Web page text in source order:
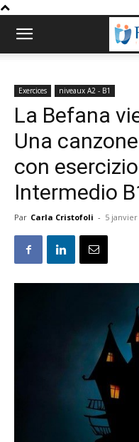
Exercices niveaux A2 - B1
La Befana
Una
con
Intermedio
Par Carla Cristofoli - 5 janvier